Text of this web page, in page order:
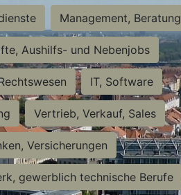
Management, Beratung
Aushilfs- und Nebenjobs
IT, Software
Vertrieb, Verkauf, Sales
Versicherungen
gewerblich technische Berufe